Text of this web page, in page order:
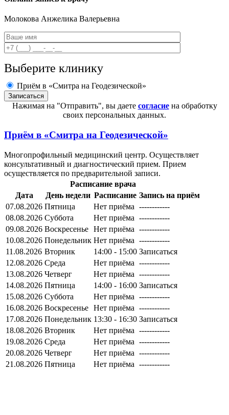
Молокова Анжелика Валерьевна
Выберите клинику
Приём в «Смитра на Геодезической»
Нажимая на "Отправить", вы даете согласиена обработку
своих персональных данных.
Приём в «Смитра на Геодезической»
Многопрофильный медицинский центр. Осуществляет
консультативный и диагностический прием. Прием
осуществляется по предварительной записи.
Расписание врача
Дата
День недели Расписание Запись на приём
07.08.2026 Пятница Нет приёма ------------
08.08.2026 Суббота Нет приёма ------------
09.08.2026 Воскресенье Нет приёма ------------
10.08.2026 Понедельник Нет приёма ------------
11.08.2026 Вторник 14:00 - 15:00 Записаться
12.08.2026 Среда Нет приёма ------------
13.08.2026 Четверг Нет приёма ------------
14.08.2026 Пятница 14:00 - 16:00 Записаться
15.08.2026 Суббота Нет приёма ------------
16.08.2026 Воскресенье Нет приёма ------------
17.08.2026 Понедельник 13:30 - 16:30 Записаться
18.08.2026 Вторник Нет приёма ------------
19.08.2026 Среда Нет приёма ------------
20.08.2026 Четверг Нет приёма ------------
21.08.2026 Пятница Нет приёма ------------